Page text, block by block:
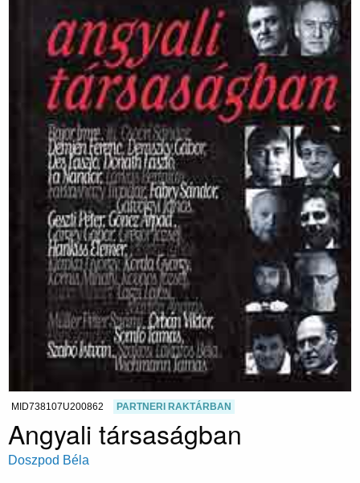
MID738107U200862 PARTNERI RAKTÁRBAN
Angyali társaságban
Doszpod Béla